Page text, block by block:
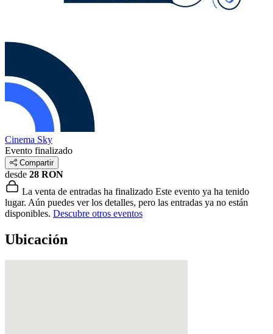
Cinema Sky
Evento finalizado
Compartir
desde 28 RON
La venta de entradas ha finalizado Este evento ya ha tenido
lugar. Aún puedes ver los detalles, pero las entradas ya no están
disponibles. Descubre otros eventos
Ubicación